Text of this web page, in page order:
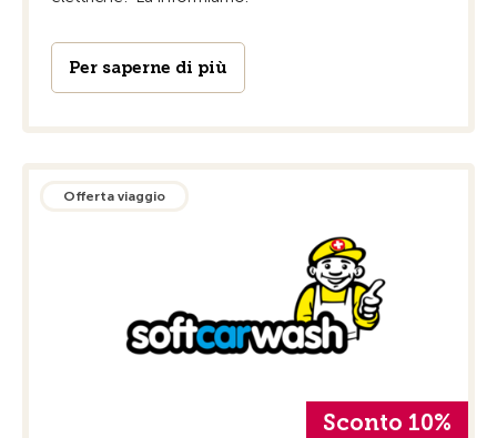
Per saperne di più
Offerta viaggio
Sconto 10%